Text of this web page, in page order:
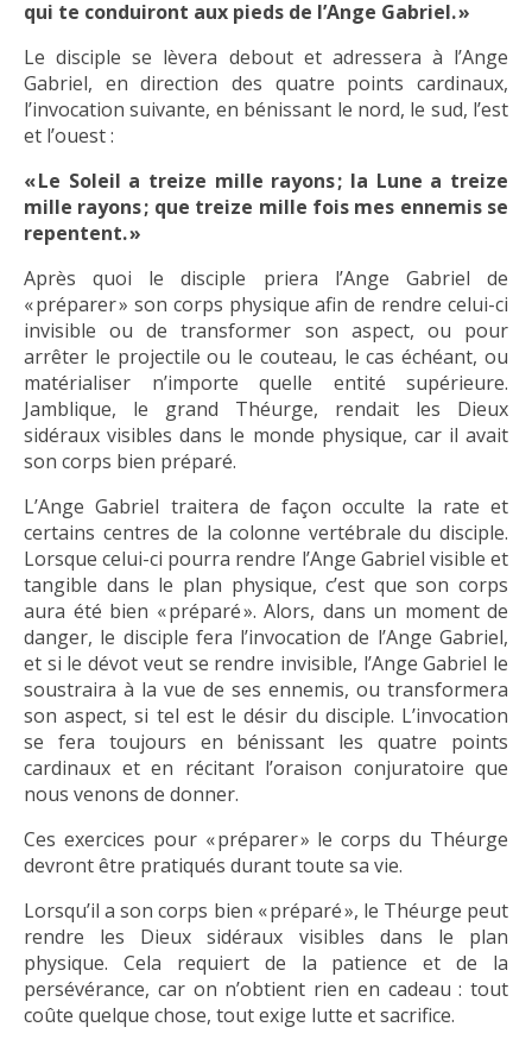
qui te conduiront aux pieds de l’Ange Gabriel. »
Le disciple se lèvera debout et adressera à l’Ange
Gabriel, en direction des quatre points cardinaux,
l’invocation suivante, en bénissant le nord, le sud, l’est
et l’ouest :
« Le Soleil a treize mille rayons ; la Lune a treize
mille rayons ; que treize mille fois mes ennemis se
repentent. »
Après quoi le disciple priera l’Ange Gabriel de
« préparer » son corps physique afin de rendre celui-ci
invisible ou de transformer son aspect, ou pour
arrêter le projectile ou le couteau, le cas échéant, ou
matérialiser n’importe quelle entité supérieure.
Jamblique, le grand Théurge, rendait les Dieux
sidéraux visibles dans le monde physique, car il avait
son corps bien préparé.
L’Ange Gabriel traitera de façon occulte la rate et
certains centres de la colonne vertébrale du disciple.
Lorsque celui-ci pourra rendre l’Ange Gabriel visible et
tangible dans le plan physique, c’est que son corps
aura été bien « préparé ». Alors, dans un moment de
danger, le disciple fera l’invocation de l’Ange Gabriel,
et si le dévot veut se rendre invisible, l’Ange Gabriel le
soustraira à la vue de ses ennemis, ou transformera
son aspect, si tel est le désir du disciple. L’invocation
se fera toujours en bénissant les quatre points
cardinaux et en récitant l’oraison conjuratoire que
nous venons de donner.
Ces exercices pour « préparer » le corps du Théurge
devront être pratiqués durant toute sa vie.
Lorsqu’il a son corps bien « préparé », le Théurge peut
rendre les Dieux sidéraux visibles dans le plan
physique. Cela requiert de la patience et de la
persévérance, car on n’obtient rien en cadeau : tout
coûte quelque chose, tout exige lutte et sacrifice.